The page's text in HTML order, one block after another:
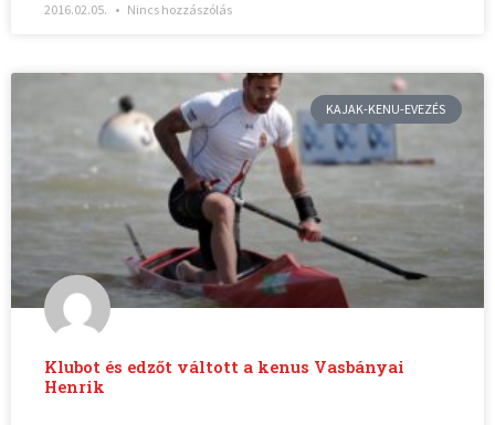
2016.02.05. Nincs hozzászólás
KAJAK-KENU-EVEZÉS
Klubot és edzőt váltott a kenus Vasbányai
Henrik